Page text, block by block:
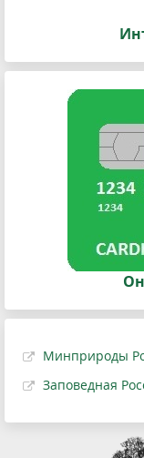
Минприроды
Заповедная